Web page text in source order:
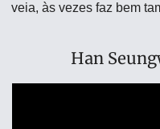
veia, às vezes faz bem
Han